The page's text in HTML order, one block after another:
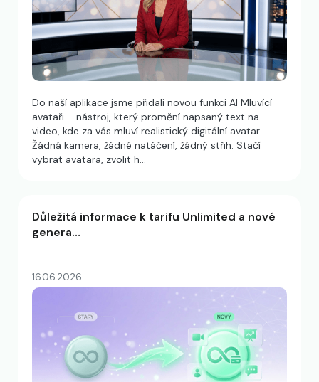
Do naší aplikace jsme přidali novou funkci AI Mluvící
avataři – nástroj, který promění napsaný text na
video, kde za vás mluví realistický digitální avatar.
Žádná kamera, žádné natáčení, žádný střih. Stačí
vybrat avatara, zvolit h…
Důležitá informace k tarifu Unlimited a nové
genera…
16.06.2026